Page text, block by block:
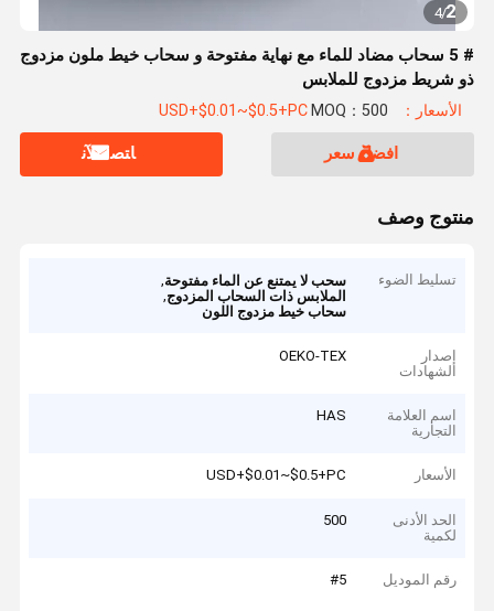
2
/
4
# 5 سحاب مضاد للماء مع نهاية مفتوحة و سحاب خيط ملون مزدوج
ذو شريط مزدوج للملابس
الأسعار：USD+$0.01~$0.5+PC MOQ：500
افضل سعر ﺎﺘﺼﻟ ﺍﻶﻧ
منتوج وصف
تسليط الضوء سحب لا يمتنع عن الماء مفتوحة,
الملابس ذات السحاب المزدوج,
سحاب خيط مزدوج اللون
إصدار
الشهادات
OEKO-TEX
اسم العلامة
التجارية
HAS
الأسعار USD+$0.01~$0.5+PC
الحد الأدنى
لكمية
500
رقم الموديل #5